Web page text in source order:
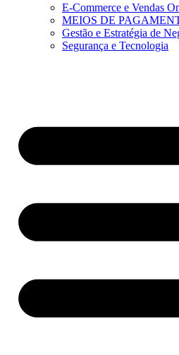
E-Commerce e Vendas
MEIOS DE
Gestão e Estratégia de
Segurança e Tecnologia